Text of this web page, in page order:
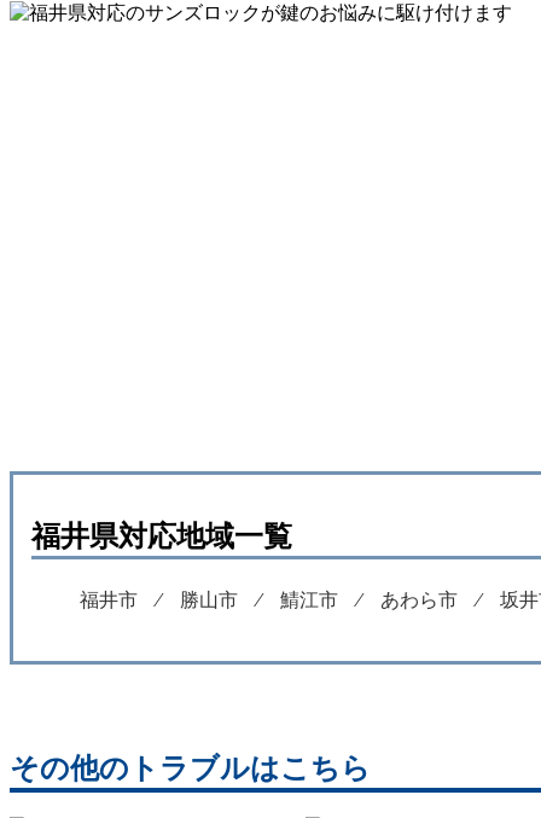
福井県対応地域一覧
福井市 ⁄ 勝山市 ⁄ 鯖江市 ⁄ あわら市 ⁄ 坂
その他のトラブルはこちら